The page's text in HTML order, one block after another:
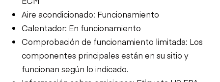
Aire acondicionado: Funcionamiento
Calentador: En funcionamiento
Comprobación de funcionamiento limitada: Los
componentes principales están en su sitio y
funcionan según lo indicado.